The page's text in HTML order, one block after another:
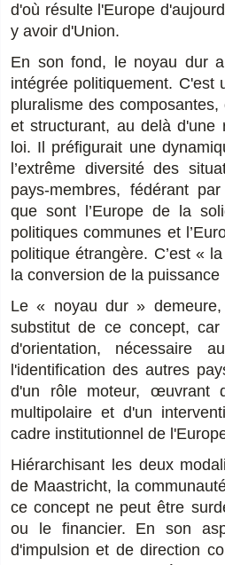
d'où résulte l'Europe
y avoir d'Union.
En son fond, le noyau dur
intégrée politiquement. C'est
pluralisme des
et structurant, au delà d'une
loi. Il préfigurait une
l’extrême diversité des
pays-membres, fédérant
que sont l’Europe de la
politiques communes et
politique étrangère. C’est «
la conversion de la
Le « noyau dur »
substitut de ce concept,
d'orientation, nécessaire
l'identification des autres
d'un rôle moteur, œuvrant
multipolaire et d'un
cadre institutionnel de
Hiérarchisant les deux
de Maastricht, la
ce concept ne peut être
ou le financier. En son
d'impulsion et de direction